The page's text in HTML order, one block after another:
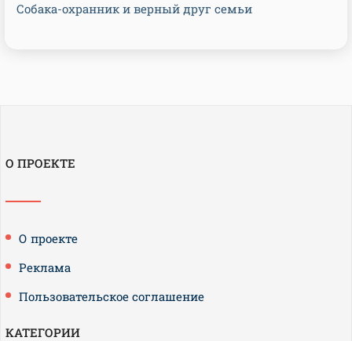
Собака-охранник и верный друг семьи
О ПРОЕКТЕ
О проекте
Реклама
Пользовательское соглашение
КАТЕГОРИИ